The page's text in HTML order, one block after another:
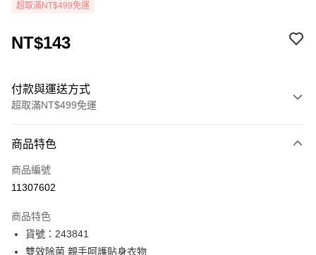
超取滿NT$499免運
NT$143
付款與運送方式
超取滿NT$499免運
icash Pay
信用卡一次付款
LINE Pay
商品特色
商品編號
11307602
商品特色
貨號：243841
雙效除菌 親手呵護貼身衣物